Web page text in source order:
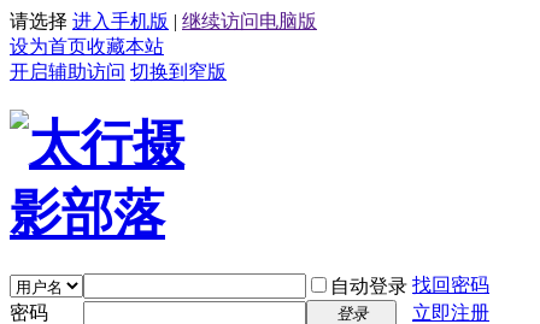
请选择 进入手机版 | 继续访问电脑版
设为首页收藏本站
开启辅助访问 切换到窄版
自动登录 找回密码
密码
登录 立即注册